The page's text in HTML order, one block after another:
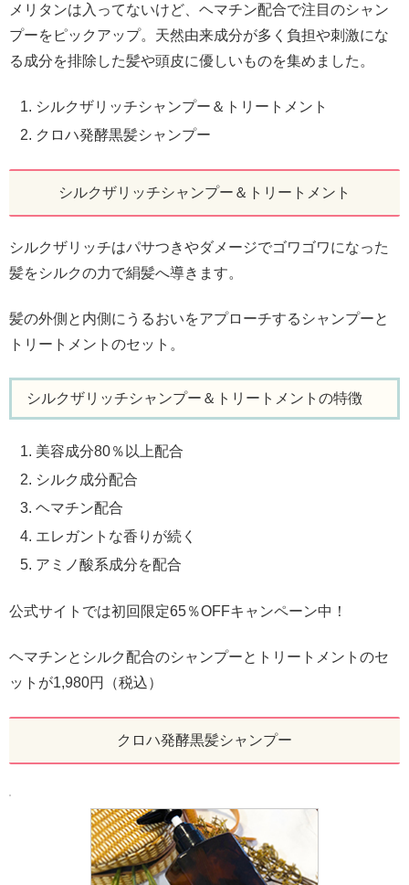
メリタンは入ってないけど、ヘマチン配合で注目のシャン
プーをピックアップ。天然由来成分が多く負担や刺激にな
る成分を排除した髪や頭皮に優しいものを集めました。
シルクザリッチシャンプー＆トリートメント
クロハ発酵黒髪シャンプー
シルクザリッチシャンプー＆トリートメント
シルクザリッチはパサつきやダメージでゴワゴワになった
髪をシルクの力で絹髪へ導きます。
髪の外側と内側にうるおいをアプローチするシャンプーと
トリートメントのセット。
シルクザリッチシャンプー＆トリートメントの特徴
美容成分80％以上配合
シルク成分配合
ヘマチン配合
エレガントな香りが続く
アミノ酸系成分を配合
公式サイトでは初回限定65％OFFキャンペーン中！
ヘマチンとシルク配合のシャンプーとトリートメントのセ
ットが1,980円（税込）
クロハ発酵黒髪シャンプー